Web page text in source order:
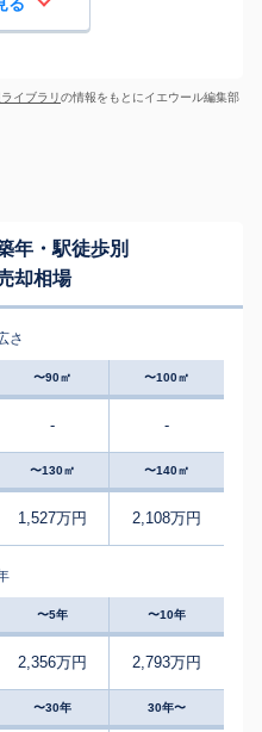
イブラリの情報をもとにイエウール編集部
年・駅徒歩別
却相場
さ
〜90㎡ 〜100㎡
- -
〜130㎡ 〜140㎡
1,527万円 2,108万円
〜5年 〜10年
2,356万円 2,793万円
〜30年 30年〜